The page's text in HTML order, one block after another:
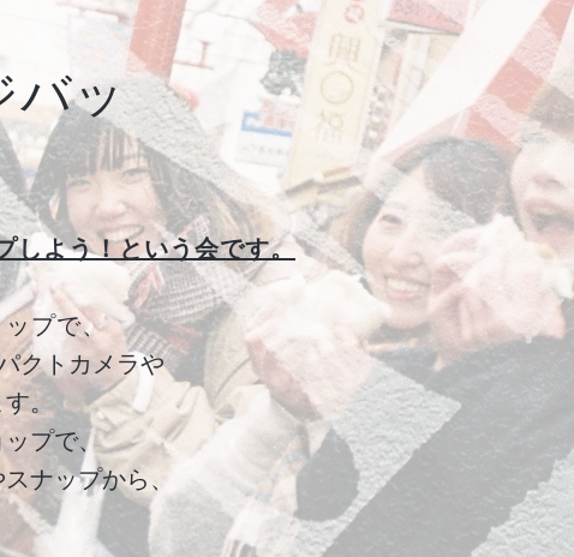
バッ
しよう！という会です。
プで、
クトカメラや
。
プで、
ナップから、